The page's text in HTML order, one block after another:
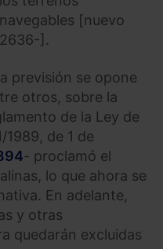
[nuevo
].
previsión se opone
otros, sobre la
de la Ley de
1989, de 1 de
- proclamó el
lo que ahora se
En adelante,
y otras
quedarán excluidas